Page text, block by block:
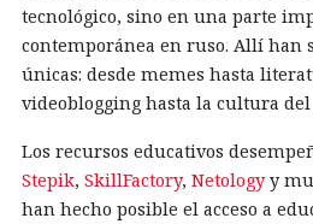
tecnológico, sino en una parte
contemporánea en ruso. Allí han
únicas: desde memes hasta
videoblogging hasta la cultura
Los recursos educativos
Stepik, SkillFactory, Netology y
han hecho posible el acceso a